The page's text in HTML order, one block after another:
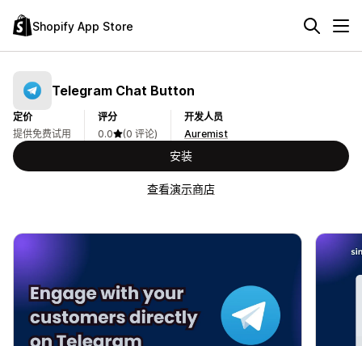
Shopify App Store
Telegram Chat Button
定价
提供免费试用
评分
0.0
(0 评论)
开发人员
Auremist
安装
查看演示商店